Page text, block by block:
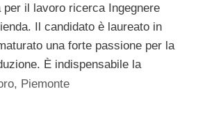
il lavoro ricerca Ingegnere
Il candidato è laureato in
una forte passione per la
È indispensabile la
, Piemonte